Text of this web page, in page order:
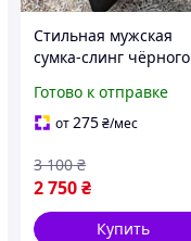
Стильная мужская
сумка-слинг чёрного
кожи Grande Pelle
721610
Готово к отправке
от275₴/мес
2 750₴
3 100 ₴
Купить